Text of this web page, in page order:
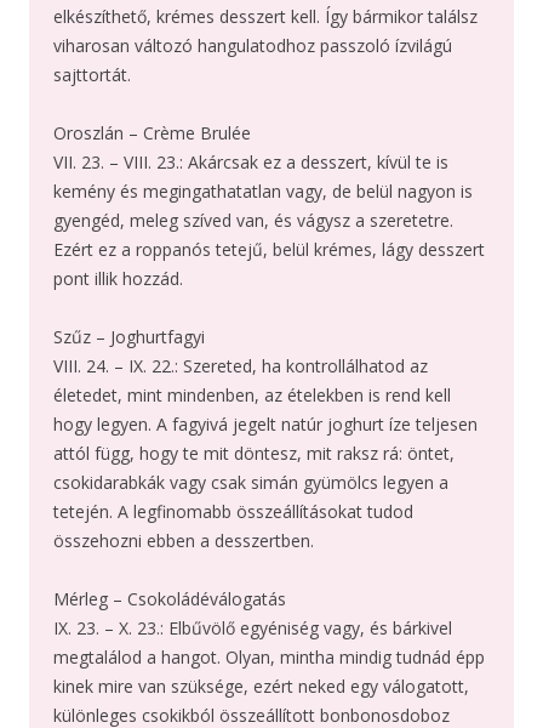
elkészíthető, krémes desszert kell. Így bármikor találsz
viharosan változó hangulatodhoz passzoló ízvilágú
sajttortát.
Oroszlán – Crème Brulée
VII. 23. – VIII. 23.: Akárcsak ez a desszert, kívül te is
kemény és megingathatatlan vagy, de belül nagyon is
gyengéd, meleg szíved van, és vágysz a szeretetre.
Ezért ez a roppanós tetejű, belül krémes, lágy desszert
pont illik hozzád.
Szűz – Joghurtfagyi
VIII. 24. – IX. 22.: Szereted, ha kontrollálhatod az
életedet, mint mindenben, az ételekben is rend kell
hogy legyen. A fagyivá jegelt natúr joghurt íze teljesen
attól függ, hogy te mit döntesz, mit raksz rá: öntet,
csokidarabkák vagy csak simán gyümölcs legyen a
tetején. A legfinomabb összeállításokat tudod
összehozni ebben a desszertben.
Mérleg – Csokoládéválogatás
IX. 23. – X. 23.: Elbűvölő egyéniség vagy, és bárkivel
megtalálod a hangot. Olyan, mintha mindig tudnád épp
kinek mire van szüksége, ezért neked egy válogatott,
különleges csokikból összeállított bonbonosdoboz